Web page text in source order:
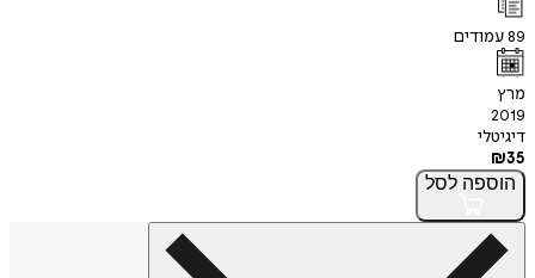
89עמודים
מרץ
2019
דיגיטלי
₪35
הוספה לסל